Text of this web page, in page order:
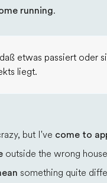
running.
etwas passiert oder
liegt.
but I've come to
outside the wrong
something quite